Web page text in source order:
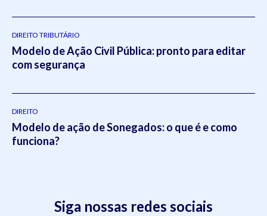
DIREITO TRIBUTÁRIO
Modelo de Ação Civil Pública: pronto para editar
com segurança
DIREITO
Modelo de ação de Sonegados: o que é e como
funciona?
Siga nossas redes sociais